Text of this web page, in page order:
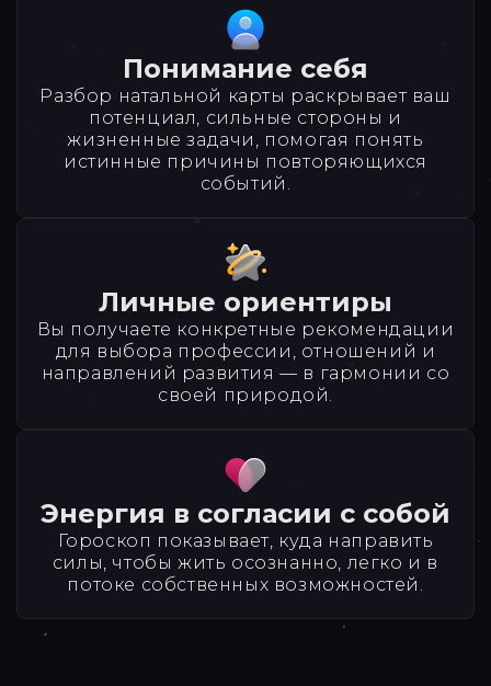
Понимание себя
Разбор натальной карты раскрывает ваш
потенциал, сильные стороны и
жизненные задачи, помогая понять
истинные причины повторяющихся
событий.
Личные ориентиры
Вы получаете конкретные рекомендации
для выбора профессии, отношений и
направлений развития — в гармонии со
своей природой.
Энергия в согласии с собой
Гороскоп показывает, куда направить
силы, чтобы жить осознанно, легко и в
потоке собственных возможностей.